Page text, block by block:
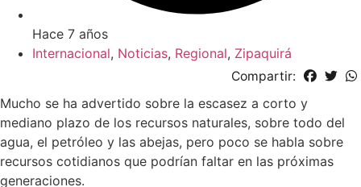
Hace 7 años
Internacional, Noticias, Regional, Zipaquirá
Compartir:
Mucho se ha advertido sobre la escasez a corto y
mediano plazo de los recursos naturales, sobre todo del
agua, el petróleo y las abejas, pero poco se habla sobre
recursos cotidianos que podrían faltar en las próximas
generaciones.